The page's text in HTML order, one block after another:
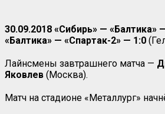
30.09.2018 «Сибирь» — «Балтика»
«Балтика» — «Спартак-2» — 1:0
Лайнсмены завтрашнего матча —
Яковлев (Москва).
Матч на стадионе «Металлург»